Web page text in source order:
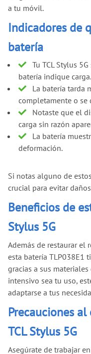
a tu móvil.
Indicadores de
batería
Tu TCL Stylus
batería indique carga.
La batería tarda
completamente o se
Notaste que el
carga sin razón
La batería
deformación.
Si notas alguno de
crucial para evitar
Beneficios de
Stylus 5G
Además de restaurar
esta batería TLP038E1
gracias a sus
intensivo sea tu uso,
adaptarse a tus
Precauciones
TCL Stylus 5G
Asegúrate de trabajar